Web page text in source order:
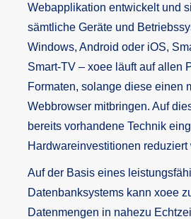
Webapplikation entwickelt und
sämtliche Geräte und
Windows, Android oder iOS,
Smart-TV – xoee läuft auf allen
Formaten, solange diese einen
Webbrowser mitbringen. Auf
bereits vorhandene Technik
Hardwareinvestitionen reduziert
Auf der Basis eines
Datenbanksystems kann xoee
Datenmengen in nahezu